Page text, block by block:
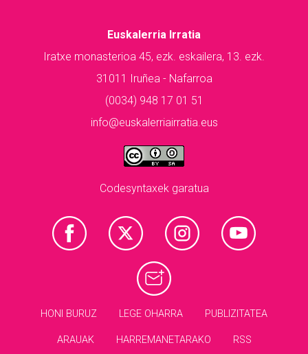
Euskalerria Irratia
Iratxe monasterioa 45, ezk. eskailera, 13. ezk.
31011 Iruñea - Nafarroa
(0034) 948 17 01 51
info@euskalerriairratia.eus
Codesyntaxek garatua
HONI BURUZ LEGE OHARRA PUBLIZITATEA
ARAUAK HARREMANETARAKO RSS